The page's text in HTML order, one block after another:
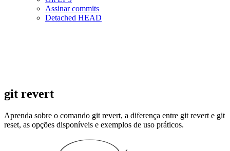
Assinar commits
Detached HEAD
git revert
Aprenda sobre o comando git revert, a diferença entre git revert e git
reset, as opções disponíveis e exemplos de uso práticos.